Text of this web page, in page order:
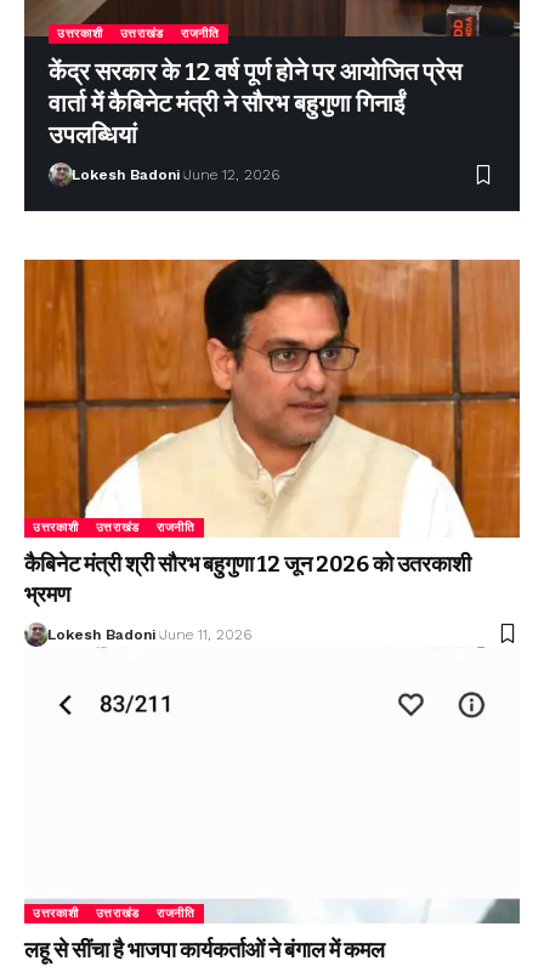
उत्तरकाशी उत्तराखंड राजनीति
केंद्र सरकार के 12 वर्ष पूर्ण होने पर आयोजित प्रेस
वार्ता में कैबिनेट मंत्री ने सौरभ बहुगुणा गिनाईं
उपलब्धियां
Lokesh Badoni June 12, 2026
उत्तरकाशी उत्तराखंड राजनीति
कैबिनेट मंत्री श्री सौरभ बहुगुणा 12 जून 2026 को उतरकाशी
भ्रमण
Lokesh Badoni June 11, 2026
उत्तरकाशी उत्तराखंड राजनीति
लहू से सींचा है भाजपा कार्यकर्ताओं ने बंगाल में कमल